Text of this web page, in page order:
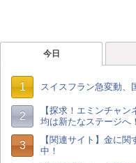
今日
1 スイスフラン急変動、
2
【探求！エミンチャ
均は新たなステージへ！
3
【関連サイト】金に
中！